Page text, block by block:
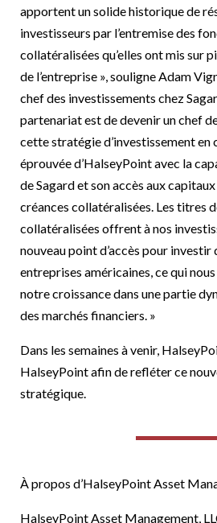
apportent un solide historique de
investisseurs par l’entremise des
collatéralisées qu’elles ont mis sur
de l’entreprise », souligne Adam
chef des investissements chez
partenariat est de devenir un chef
cette stratégie d’investissement en
éprouvée d’HalseyPoint avec la
de Sagard et son accès aux
créances collatéralisées. Les titres
collatéralisées offrent à nos
nouveau point d’accès pour investir
entreprises américaines, ce qui
notre croissance dans une partie
des marchés financiers. »
Dans les semaines à venir,
HalseyPoint afin de refléter ce
stratégique.
À propos d’HalseyPoint Asset
HalseyPoint Asset Management,